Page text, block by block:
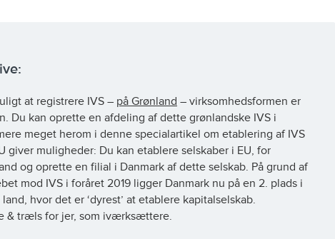
at registrere IVS – på Grønland – virksomhedsformen er
Du kan oprette en afdeling af dette grønlandske IVS i
meget herom i denne specialartikel om etablering af IVS
giver muligheder: Du kan etablere selskaber i EU, for
og oprette en filial i Danmark af dette selskab. På grund af
mod IVS i foråret 2019 ligger Danmark nu på en 2. plads i
hvor det er ‘dyrest’ at etablere kapitalselskab.
& træls for jer, som iværksættere.